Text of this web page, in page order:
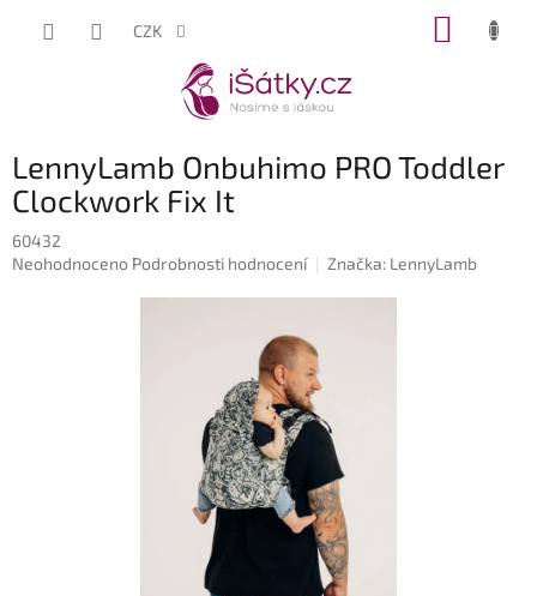
CZK
LennyLamb Onbuhimo PRO Toddler
Clockwork Fix It
60432
Průměrné
Neohodnoceno Podrobnosti hodnocení Značka: LennyLamb